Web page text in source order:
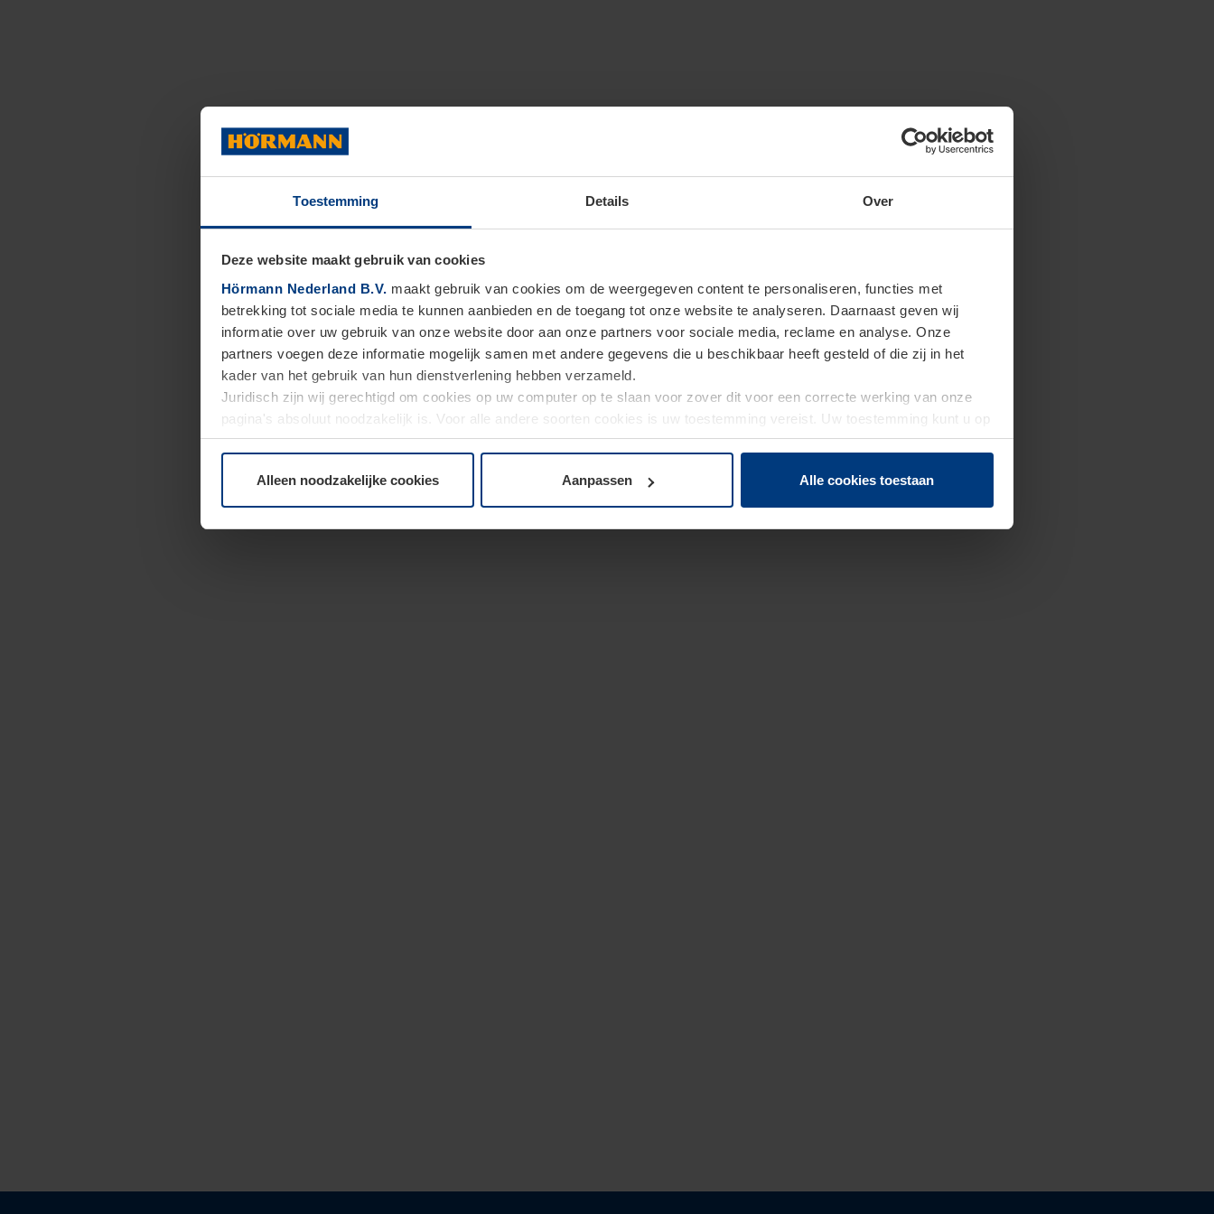
Toestemming Details Over
Deze website maakt gebruik van cookies
Hörmann Nederland B.V. maakt gebruik van cookies om de weergegeven content te personaliseren, functies met
betrekking tot sociale media te kunnen aanbieden en de toegang tot onze website te analyseren. Daarnaast geven wij
informatie over uw gebruik van onze website door aan onze partners voor sociale media, reclame en analyse. Onze
partners voegen deze informatie mogelijk samen met andere gegevens die u beschikbaar heeft gesteld of die zij in het
kader van het gebruik van hun dienstverlening hebben verzameld.
Juridisch zijn wij gerechtigd om cookies op uw computer op te slaan voor zover dit voor een correcte werking van onze
pagina's absoluut noodzakelijk is. Voor alle andere soorten cookies is uw toestemming vereist. Uw toestemming kunt u op
elk moment bij de uitleg van de cookies op paginaprivacyverklaringop onze website wijzigen of herroepen.
Alleen noodzakelijke cookies Aanpassen Alle cookies toestaan